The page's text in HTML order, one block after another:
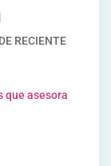
RECIENTE
que asesora